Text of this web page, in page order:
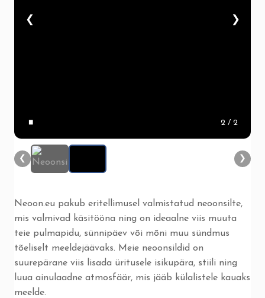
❮ ❯
2 / 2
▮▮
❮ ❯
Neoon.eu pakub eritellimusel valmistatud neoonsilte,
mis valmivad käsitööna ning on ideaalne viis muuta
teie pulmapidu, sünnipäev või mõni muu sündmus
tõeliselt meeldejäävaks. Meie neoonsildid on
suurepärane viis lisada üritusele isikupära, stiili ning
luua ainulaadne atmosfäär, mis jääb külalistele kauaks
meelde.